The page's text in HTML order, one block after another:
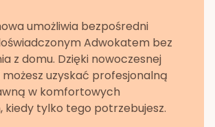
umożliwia bezpośredni
Adwokatem bez
z domu. Dzięki nowoczesnej
uzyskać profesjonalną
w komfortowych
kiedy tylko tego potrzebujesz.